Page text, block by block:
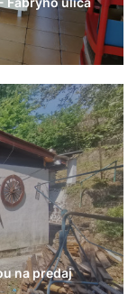
áno
na predaj